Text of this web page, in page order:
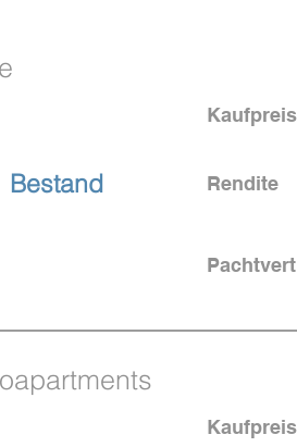
Bestand
Kaufpreis
Rendite
Kaufpreis